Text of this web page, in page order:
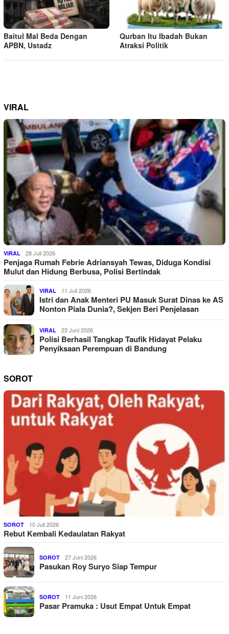
Baitul Mal Beda Dengan
APBN, Ustadz
Qurban Itu Ibadah Bukan
Atraksi Politik
VIRAL
VIRAL 28 Juli 2026
Penjaga Rumah Febrie Adriansyah Tewas, Diduga Kondisi
Mulut dan Hidung Berbusa, Polisi Bertindak
VIRAL 11 Juli 2026
Istri dan Anak Menteri PU Masuk Surat Dinas ke AS
Nonton Piala Dunia?, Sekjen Beri Penjelasan
VIRAL 23 Juni 2026
Polisi Berhasil Tangkap Taufik Hidayat Pelaku
Penyiksaan Perempuan di Bandung
SOROT
SOROT 10 Juli 2026
Rebut Kembali Kedaulatan Rakyat
SOROT 27 Juni 2026
Pasukan Roy Suryo Siap Tempur
SOROT 11 Juni 2026
Pasar Pramuka : Usut Empat Untuk Empat